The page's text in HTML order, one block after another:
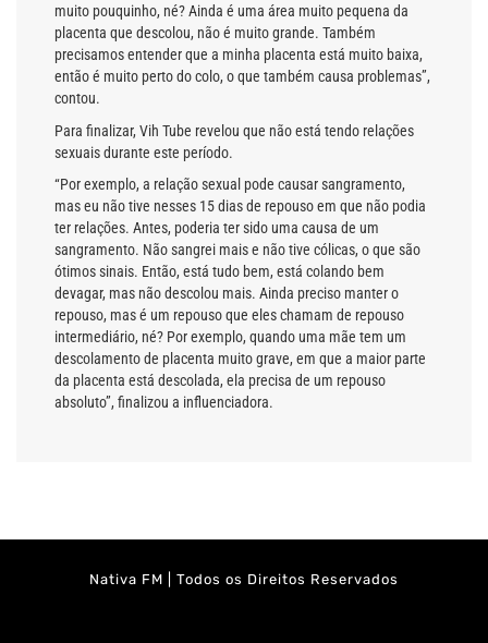
muito pouquinho, né? Ainda é uma área muito pequena da
placenta que descolou, não é muito grande. Também
precisamos entender que a minha placenta está muito baixa,
então é muito perto do colo, o que também causa problemas”,
contou.
Para finalizar, Vih Tube revelou que não está tendo relações
sexuais durante este período.
“Por exemplo, a relação sexual pode causar sangramento,
mas eu não tive nesses 15 dias de repouso em que não podia
ter relações. Antes, poderia ter sido uma causa de um
sangramento. Não sangrei mais e não tive cólicas, o que são
ótimos sinais. Então, está tudo bem, está colando bem
devagar, mas não descolou mais. Ainda preciso manter o
repouso, mas é um repouso que eles chamam de repouso
intermediário, né? Por exemplo, quando uma mãe tem um
descolamento de placenta muito grave, em que a maior parte
da placenta está descolada, ela precisa de um repouso
absoluto”, finalizou a influenciadora.
Nativa FM | Todos os Direitos Reservados